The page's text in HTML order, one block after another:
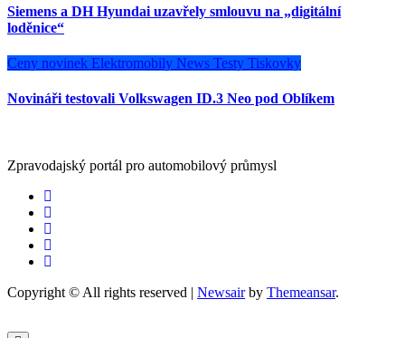
Siemens a DH Hyundai uzavřely smlouvu na „digitální
loděnice“
Ceny novinek Elektromobily News Testy Tiskovky
Novináři testovali Volkswagen ID.3 Neo pod Oblíkem
Zpravodajský portál pro automobilový průmysl
Copyright © All rights reserved | Newsairby Themeansar.